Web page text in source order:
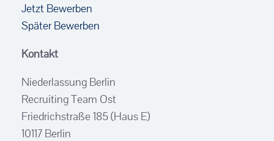
Jetzt Bewerben
Später Bewerben
Kontakt
Niederlassung Berlin
Recruiting Team Ost
Friedrichstraße 185 (Haus E)
10117 Berlin